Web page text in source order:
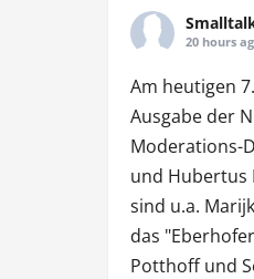
20 hours
Am heutigen
Ausgabe der
Moderations-
und Hubertus
sind u.a.
das
Potthoff und